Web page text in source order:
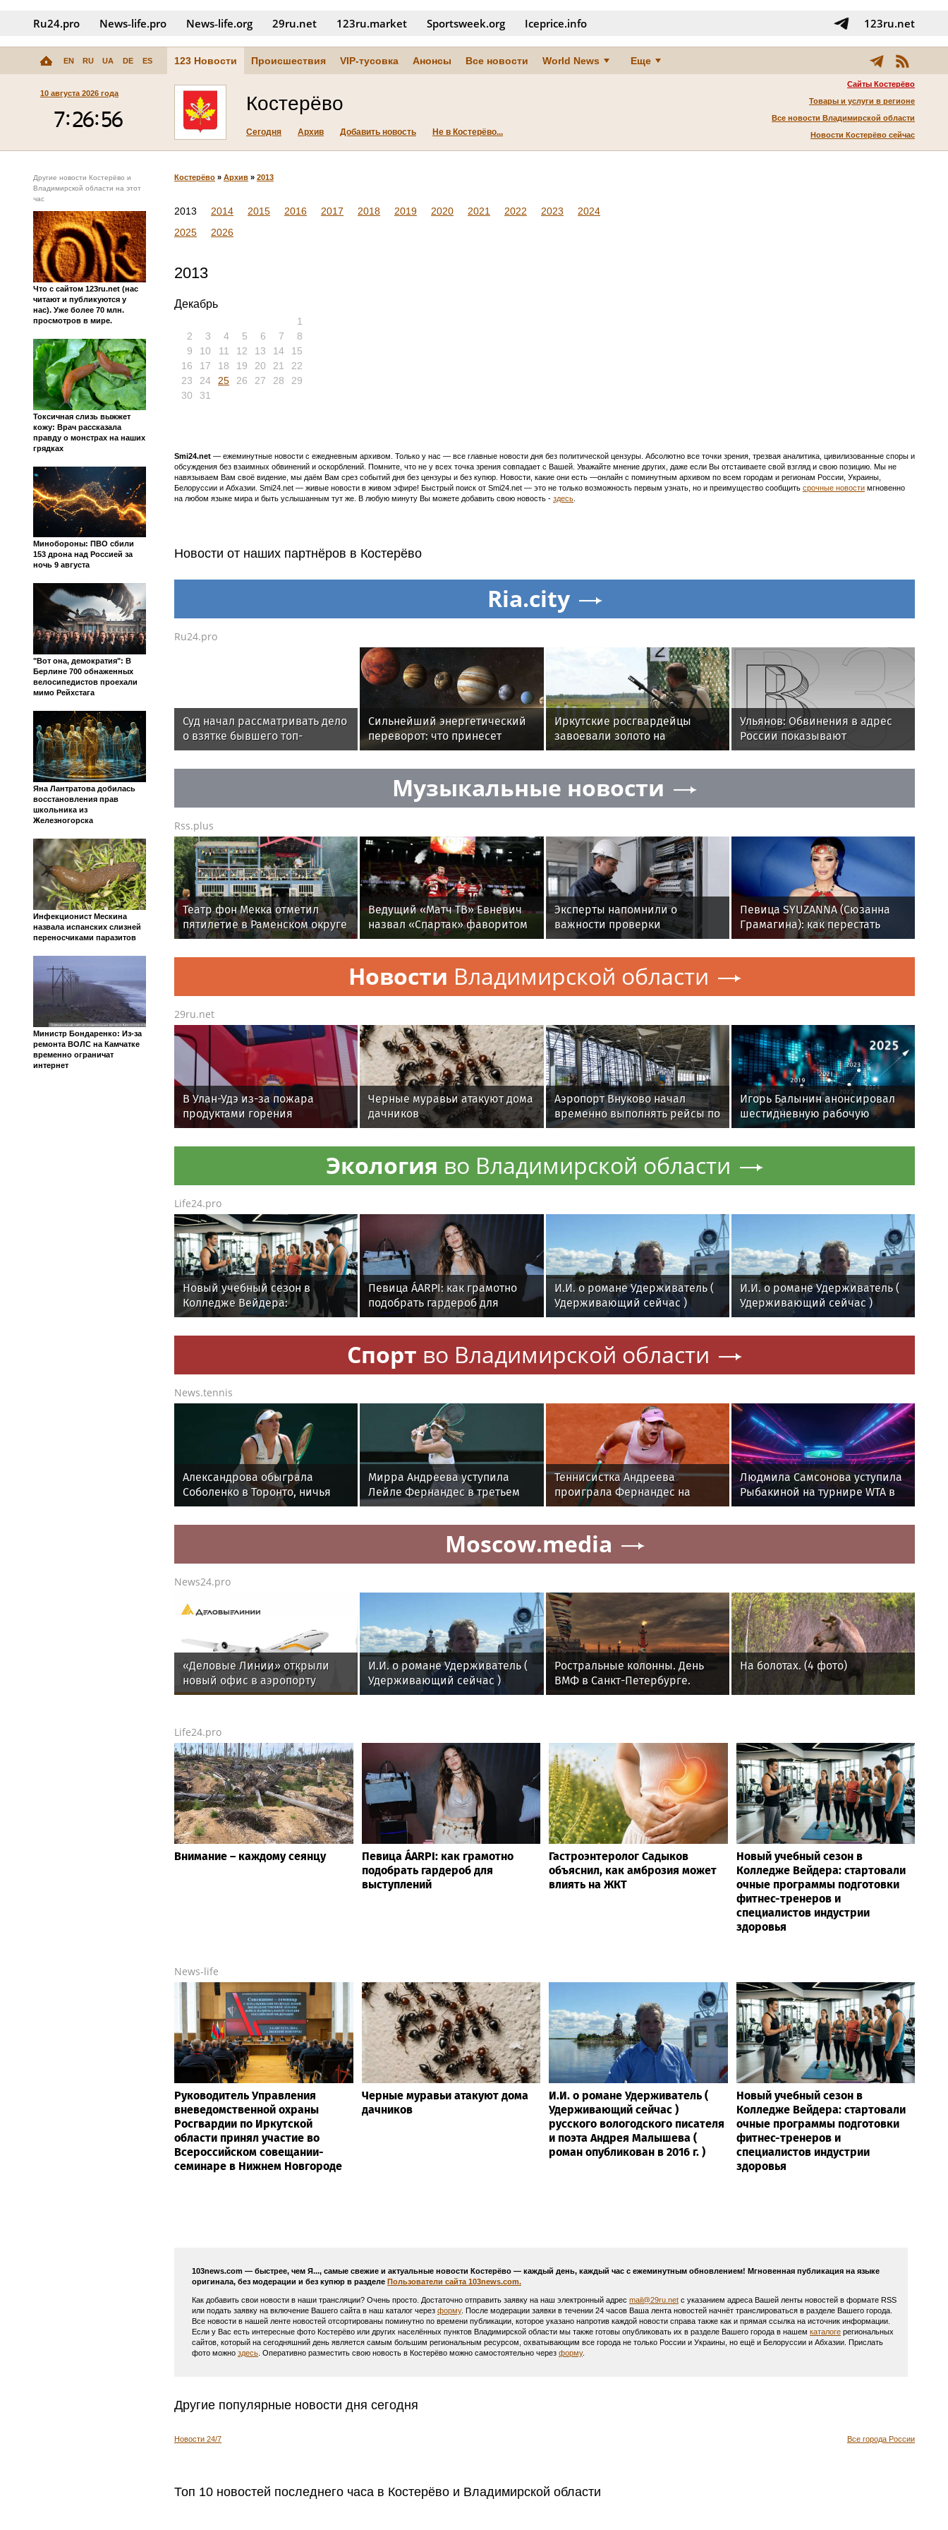
Ru24.pro News‑life.pro News‑life.org 29ru.net 123ru.market Sportsweek.org Iceprice.info 123ru.net
EN RU UA DE ES 123 Новости Происшествия VIP-тусовка Анонсы Все новости World News Еще
10 августа 2026 года
Сайты Костерёво
Товары и услуги в регионе
Все новости Владимирской области
Новости Костерёво сейчас
Костерёво
Сегодня Архив Добавить новость Не в Костерёво...
Другие новости Костерёво и
Владимирской области на этот
час
Что с сайтом 123ru.net (нас
читают и публикуются у
нас). Уже более 70 млн.
просмотров в мире.
Токсичная слизь выжжет
кожу: Врач рассказала
правду о монстрах на наших
грядках
Минобороны: ПВО сбили
153 дрона над Россией за
ночь 9 августа
"Вот она, демократия": В
Берлине 700 обнаженных
велосипедистов проехали
мимо Рейхстага
Яна Лантратова добилась
восстановления прав
школьника из
Железногорска
Инфекционист Мескина
назвала испанских слизней
переносчиками паразитов
Министр Бондаренко: Из-за
ремонта ВОЛС на Камчатке
временно ограничат
интернет
Костерёво » Архив » 2013
2013 2014 2015 2016 2017 2018 2019 2020 2021 2022 2023
2024
2025
2026
2013
Декабрь
1
2
3 4 5 6 7
8
9
10 11 12 13 14
15
16
17 18 19 20 21
22
23
24 25 26 27 28
29
30
31
Smi24.net — ежеминутные новости с ежедневным архивом. Только у нас — все главные новости дня без политической цензуры. Абсолютно все точки зрения, трезвая аналитика, цивилизованные споры и
обсуждения без взаимных обвинений и оскорблений. Помните, что не у всех точка зрения совпадает с Вашей. Уважайте мнение других, даже если Вы отстаиваете свой взгляд и свою позицию. Мы не
навязываем Вам своё видение, мы даём Вам срез событий дня без цензуры и без купюр. Новости, какие они есть —онлайн с поминутным архивом по всем городам и регионам России, Украины,
Белоруссии и Абхазии. Smi24.net — живые новости в живом эфире! Быстрый поиск от Smi24.net — это не только возможность первым узнать, но и преимущество сообщить срочные новости мгновенно
на любом языке мира и быть услышанным тут же. В любую минуту Вы можете добавить свою новость - здесь
Новости от наших партнёров в Костерёво
Ria.city
Ru24.pro
Суд начал рассматривать дело
о взятке бывшего топ-
менеджера «Ростелекома»
Сильнейший энергетический
переворот: что принесет
парад планет 12 августа
Иркутские росгвардейцы
завоевали золото на
чемпионате Сибирского
боевой стрельбе
Ульянов: Обвинения в адрес
России показывают
неуважение властей Франции
Музыкальные новости
Rss.plus
Театр фон Мекка отметил
пятилетие в Раменском округе
Ведущий «Матч ТВ» Евневич
назвал «Спартак» фаворитом
матча с «Краснодаром»
Эксперты напомнили о
важности проверки
электросетей перед вводом
зданий в эксплуатацию
Певица SYUZANNA (Сюзанна
Грамагина): как перестать
волноваться и начать
говорить спокойно
Новости Владимирской области
29ru.net
В Улан-Удэ из-за пожара
продуктами горения
отравились пять человек
Черные муравьи атакуют дома
дачников
Аэропорт Внуково начал
временно выполнять рейсы по
согласованию
Игорь Балынин анонсировал
шестидневную рабочую
неделю в 2027 году
Экология во Владимирской области
Life24.pro
Новый учебный сезон в
Колледже Вейдера:
стартовали очные программы
подготовки фитнес-тренеров
Певица ÁARPI: как грамотно
подобрать гардероб для
выступлений
И.И. о романе Удерживатель (
Удерживающий сейчас )
русского вологодского
писателя и поэта Андрея
Малышева ( роман
опубликован в 2016 г. )
И.И. о романе Удерживатель (
Удерживающий сейчас )
русского вологодского
писателя и поэта Андрея
опубликован в 2016 г. )
Спорт во Владимирской области
News.tennis
Александрова обыграла
Соболенко в Торонто, ничья
ЦСКА и «Ростова» в РПЛ.
Мирра Андреева уступила
Лейле Фернандес в третьем
круге WTA 1000 в Торонто
Теннисистка Андреева
проиграла Фернандес на
турнире WTA-1000 в Торонто
Людмила Самсонова уступила
Рыбакиной на турнире WTA в
Торонто
Moscow.media
News24.pro
«Деловые Линии» открыли
новый офис в аэропорту
Благовещенска
И.И. о романе Удерживатель (
Удерживающий сейчас )
русского вологодского
опубликован в 2016 г. )
Ростральные колонны. День
ВМФ в Санкт-Петербурге.
На болотах. (4 фото)
Life24.pro
Внимание – каждому сеянцу
Певица ÁARPI: как грамотно
подобрать гардероб для
выступлений
Гастроэнтеролог Садыков
объяснил, как амброзия может
влиять на ЖКТ
Новый учебный сезон в
Колледже Вейдера: стартовали
очные программы подготовки
фитнес-тренеров и
специалистов индустрии
здоровья
News-life
Руководитель Управления
вневедомственной охраны
Росгвардии по Иркутской
области принял участие во
Всероссийском совещании-
семинаре в Нижнем Новгороде
Черные муравьи атакуют дома
дачников
И.И. о романе Удерживатель (
Удерживающий сейчас )
русского вологодского писателя
и поэта Андрея Малышева (
роман опубликован в 2016 г. )
Новый учебный сезон в
Колледже Вейдера: стартовали
очные программы подготовки
фитнес-тренеров и
специалистов индустрии
здоровья
103news.com — быстрее, чем Я..., самые свежие и актуальные новости Костерёво — каждый день, каждый час с ежеминутным обновлением! Мгновенная публикация на языке
оригинала, без модерации и без купюр в разделе Пользователи сайта 103news.com.
Как добавить свои новости в наши трансляции? Очень просто. Достаточно отправить заявку на наш электронный адрес mail@29ru.net с указанием адреса Вашей ленты новостей в формате RSS
или подать заявку на включение Вашего сайта в наш каталог через форму. После модерации заявки в течении 24 часов Ваша лента новостей начнёт транслироваться в разделе Вашего города.
Все новости в нашей ленте новостей отсортированы поминутно по времени публикации, которое указано напротив каждой новости справа также как и прямая ссылка на источник информации.
Если у Вас есть интересные фото Костерёво или других населённых пунктов Владимирской области мы также готовы опубликовать их в разделе Вашего города в нашем каталоге региональных
сайтов, который на сегодняшний день является самым большим региональным ресурсом, охватывающим все города не только России и Украины, но ещё и Белоруссии и Абхазии. Прислать
фото можно здесь . Оперативно разместить свою новость в Костерёво можно самостоятельно через форму.
Другие популярные новости дня сегодня
Новости 24/7 Все города России
Топ 10 новостей последнего часа в Костерёво и Владимирской области